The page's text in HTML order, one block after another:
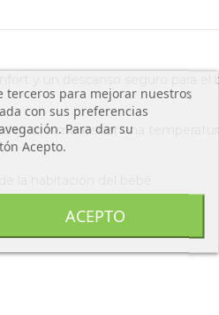
y un descanso seguro para el
a mantener una
la habitación del bebé.
terceros para mejorar nuestros
con sus preferencias
Para dar su
Acepto.
ACEPTO